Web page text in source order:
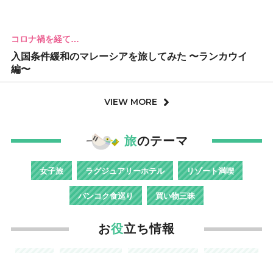
コロナ禍を経て…
入国条件緩和のマレーシアを旅してみた 〜ランカウイ
編〜
VIEW MORE
旅のテーマ
女子旅 ラグジュアリーホテル リゾート満喫
バンコク食巡り 買い物三昧
お役立ち情報